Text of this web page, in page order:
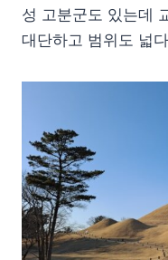
성 고분군도 있는데
대단하고 범위도 넓